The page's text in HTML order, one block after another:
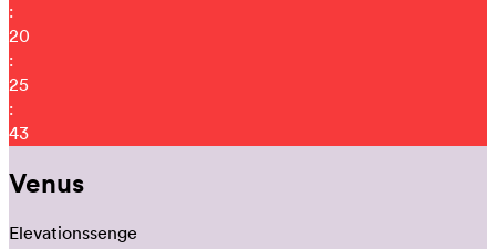
:
20
:
25
:
35
Venus
Elevationssenge